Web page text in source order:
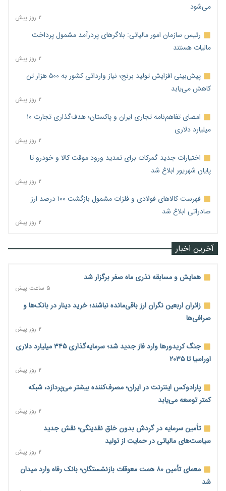
می‌شود
۲ روز پیش
رئیس سازمان امور مالیاتی: بلاگرهای پردرآمد مشمول پرداخت
مالیات هستند
۲ روز پیش
پیش‌بینی افزایش تولید برنج؛ نیاز وارداتی کشور به ۵۰۰ هزار تن
کاهش می‌یابد
۲ روز پیش
امضای تفاهم‌نامه تجاری ایران و پاکستان؛ هدف‌گذاری تجارت ۱۰
میلیارد دلاری
۲ روز پیش
اختیارات جدید گمرکات برای تمدید ورود موقت کالا و خودرو تا
پایان شهریور ابلاغ شد
۲ روز پیش
فهرست کالاهای فولادی و فلزات مشمول بازگشت ۱۰۰ درصد ارز
صادراتی ابلاغ شد
۲ روز پیش
آخرین اخبار
همایش و مسابقه نذری ماه صفر برگزار شد
۵ ساعت پیش
زائران اربعین نگران ارز باقی‌مانده نباشند؛ خرید دینار در بانک‌ها و
صرافی‌ها
۲ روز پیش
جنگ کریدورها وارد فاز جدید شد؛ سرمایه‌گذاری ۳۴۵ میلیارد دلاری
اوراسیا تا ۲۰۳۵
۲ روز پیش
پارادوکس اینترنت در ایران؛ مصرف‌کننده بیشتر می‌پردازد، شبکه
کمتر توسعه می‌یابد
۲ روز پیش
تأمین سرمایه در گردش بدون خلق نقدینگی؛ نقش جدید
سیاست‌های مالیاتی در حمایت از تولید
۲ روز پیش
معمای تأمین ۸۰ همت معوقات بازنشستگان؛ بانک رفاه وارد میدان
شد